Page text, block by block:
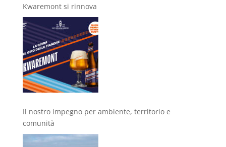
Kwaremont si rinnova
Il nostro impegno per ambiente, territorio e
comunità